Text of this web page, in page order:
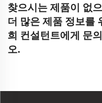
찾으시는 제품이 없
더 많은 제품 정보를
희 컨설턴트에게 문
오.